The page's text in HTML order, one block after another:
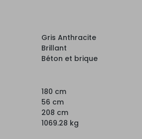
Gris Anthracite
Brillant
Béton et brique
180 cm
56 cm
208 cm
1069.28 kg